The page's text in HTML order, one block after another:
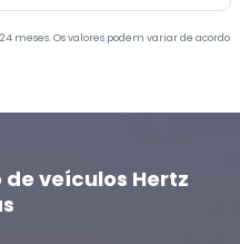
meses. Os valores podem variar de acordo
veículos Hertz